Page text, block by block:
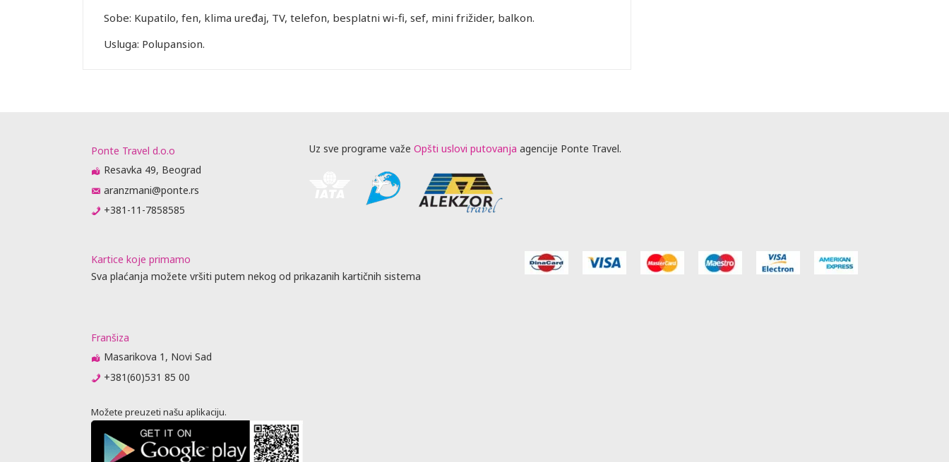
Sobe: Kupatilo, fen, klima uređaj, TV, telefon, besplatni wi-fi, sef, mini frižider, balkon.
Usluga: Polupansion.
Ponte Travel d.o.o
Resavka 49, Beograd
aranzmani@ponte.rs
+381-11-7858585
Uz sve programe važe Opšti uslovi putovanja agencije Ponte Travel.
Kartice koje primamo
Sva plaćanja možete vršiti putem nekog od prikazanih kartičnih sistema
Franšiza
Masarikova 1, Novi Sad
+381(60)531 85 00
Možete preuzeti našu aplikaciju.